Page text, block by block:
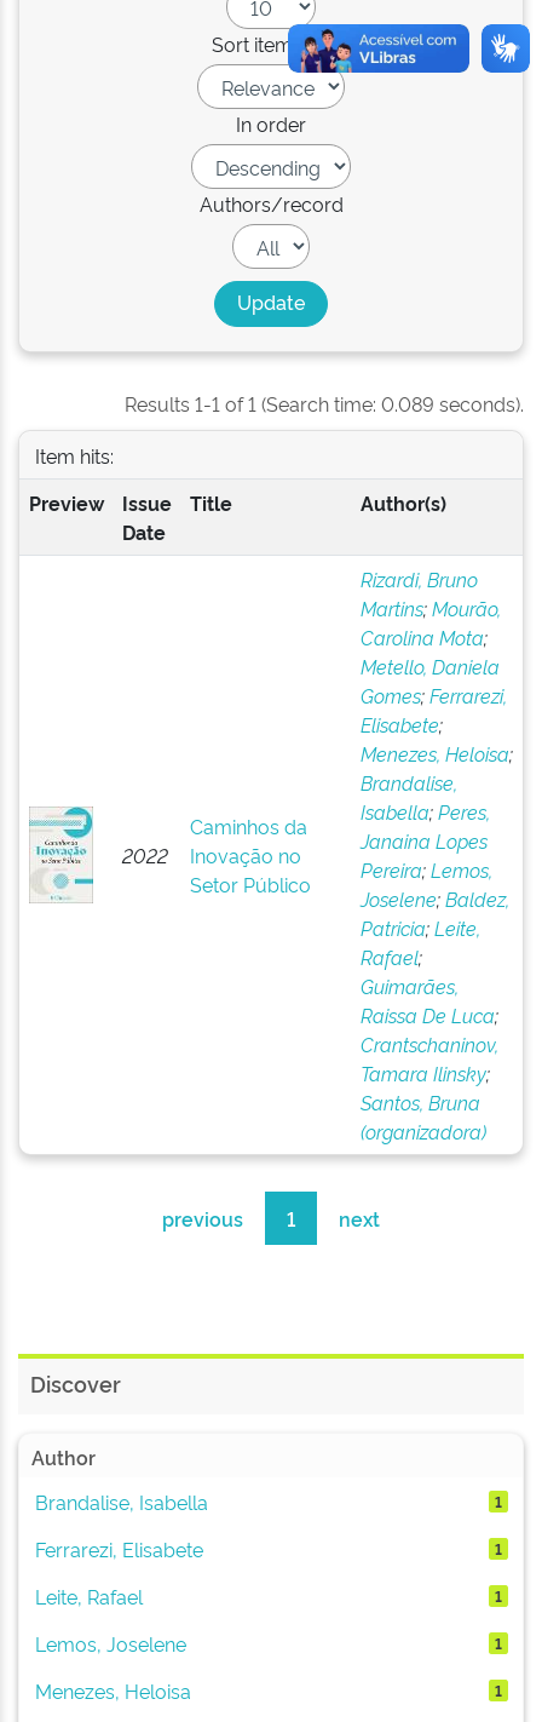
Sort items by
In order
Authors/record
Results 1-1 of 1 (Search time: 0.089 seconds).
Item hits:
Preview
Issue
Date
Title Author(s)
2022
Caminhos da
Inovação no
Setor Público
Rizardi, Bruno
Martins;Mourão,
Carolina Mota;
Metello, Daniela
Gomes;Ferrarezi,
Elisabete;
Menezes, Heloisa;
Brandalise,
Isabella;Peres,
Janaina Lopes
Pereira;Lemos,
Joselene;Baldez,
Patricia;Leite,
Rafael;
Guimarães,
Raissa De Luca;
Crantschaninov,
Tamara Ilinsky;
Santos, Bruna
(organizadora)
previous 1 next
Discover
Author
Brandalise, Isabella
1
Ferrarezi, Elisabete 1
Leite, Rafael 1
Lemos, Joselene 1
Menezes, Heloisa 1